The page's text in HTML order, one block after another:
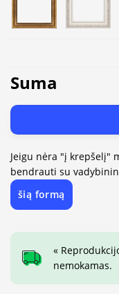
Suma
Jeigu nėra "į krepšelį"
bendrauti su
šią formą
«
nemokamas.